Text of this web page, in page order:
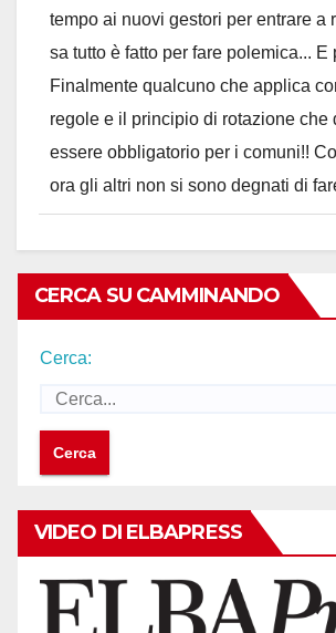
tempo ai nuovi gestori per entrare a
sa tutto è fatto per fare polemica... E
Finalmente qualcuno che applica
regole e il principio di rotazione che
essere obbligatorio per i comuni!!
ora gli altri non si sono degnati di
CERCA SU CAMMINANDO
Cerca:
VIDEO DI ELBAPRESS